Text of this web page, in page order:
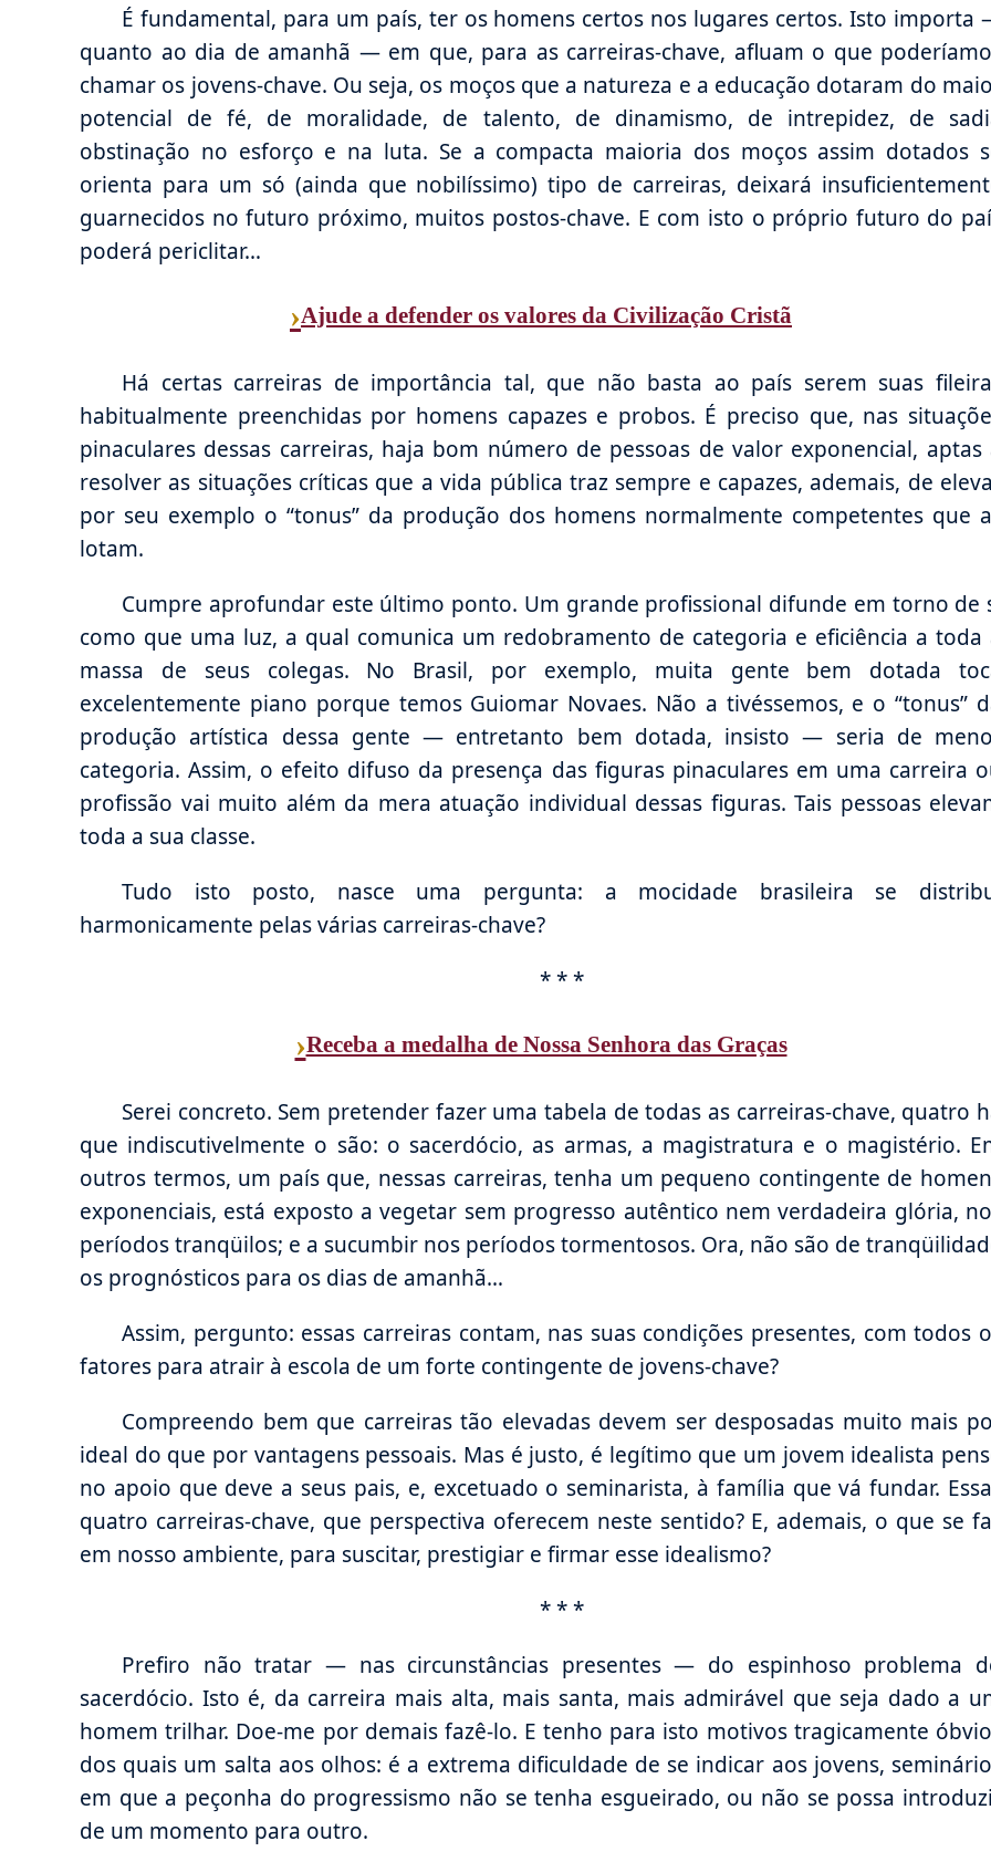
É fundamental, para um país, ter os homens certos nos lugares certos. Isto importa
quanto ao dia de amanhã — em que, para as carreiras-chave, afluam o que
chamar os jovens-chave. Ou seja, os moços que a natureza e a educação dotaram do
potencial de fé, de moralidade, de talento, de dinamismo, de intrepidez, de
obstinação no esforço e na luta. Se a compacta maioria dos moços assim dotados
orienta para um só (ainda que nobilíssimo) tipo de carreiras, deixará
guarnecidos no futuro próximo, muitos postos-chave. E com isto o próprio futuro do
poderá periclitar…
›Ajude a defender os valores da Civilização Cristã
Há certas carreiras de importância tal, que não basta ao país serem suas
habitualmente preenchidas por homens capazes e probos. É preciso que, nas
pinaculares dessas carreiras, haja bom número de pessoas de valor exponencial, aptas
resolver as situações críticas que a vida pública traz sempre e capazes, ademais, de
por seu exemplo o “tonus” da produção dos homens normalmente competentes que
lotam.
Cumpre aprofundar este último ponto. Um grande profissional difunde em torno de
como que uma luz, a qual comunica um redobramento de categoria e eficiência a toda
massa de seus colegas. No Brasil, por exemplo, muita gente bem dotada
excelentemente piano porque temos Guiomar Novaes. Não a tivéssemos, e o “tonus”
produção artística dessa gente — entretanto bem dotada, insisto — seria de
categoria. Assim, o efeito difuso da presença das figuras pinaculares em uma carreira
profissão vai muito além da mera atuação individual dessas figuras. Tais pessoas
toda a sua classe.
Tudo isto posto, nasce uma pergunta: a mocidade brasileira se
harmonicamente pelas várias carreiras-chave?
* * *
›Receba a medalha de Nossa Senhora das Graças
Serei concreto. Sem pretender fazer uma tabela de todas as carreiras-chave, quatro
que indiscutivelmente o são: o sacerdócio, as armas, a magistratura e o magistério.
outros termos, um país que, nessas carreiras, tenha um pequeno contingente de
exponenciais, está exposto a vegetar sem progresso autêntico nem verdadeira glória,
períodos tranqüilos; e a sucumbir nos períodos tormentosos. Ora, não são de
os prognósticos para os dias de amanhã…
Assim, pergunto: essas carreiras contam, nas suas condições presentes, com todos
fatores para atrair à escola de um forte contingente de jovens-chave?
Compreendo bem que carreiras tão elevadas devem ser desposadas muito mais
ideal do que por vantagens pessoais. Mas é justo, é legítimo que um jovem idealista
no apoio que deve a seus pais, e, excetuado o seminarista, à família que vá fundar.
quatro carreiras-chave, que perspectiva oferecem neste sentido? E, ademais, o que se
em nosso ambiente, para suscitar, prestigiar e firmar esse idealismo?
* * *
Prefiro não tratar — nas circunstâncias presentes — do espinhoso problema
sacerdócio. Isto é, da carreira mais alta, mais santa, mais admirável que seja dado a
homem trilhar. Doe-me por demais fazê-lo. E tenho para isto motivos tragicamente
dos quais um salta aos olhos: é a extrema dificuldade de se indicar aos jovens,
em que a peçonha do progressismo não se tenha esgueirado, ou não se possa
de um momento para outro.